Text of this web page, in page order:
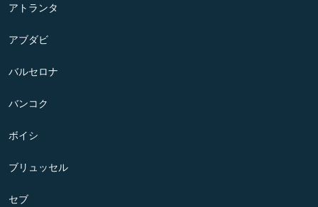
アトランタ
アブダビ
バルセロナ
バンコク
ボイシ
ブリュッセル
セブ